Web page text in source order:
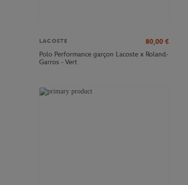
LACOSTE 80,00 €
Polo Performance garçon Lacoste x Roland-
Garros - Vert